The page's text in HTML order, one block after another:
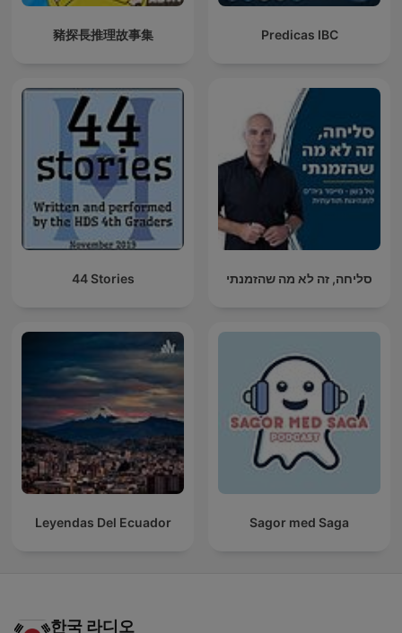
豬探長推理故事集 Predicas IBC
44 Stories סליחה, זה לא מה שהזמנתי
Leyendas Del Ecuador Sagor med Saga
한국 라디오